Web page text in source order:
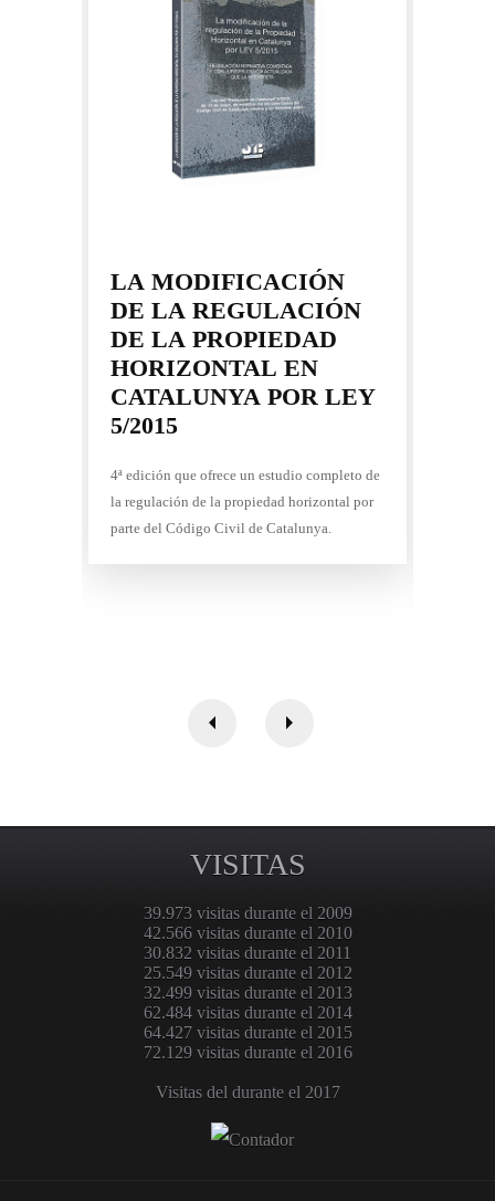
LA MODIFICACIÓN
DE LA REGULACIÓN
DE LA PROPIEDAD
HORIZONTAL EN
CATALUNYA POR LEY
5/2015
4ª edición que ofrece un estudio completo de
la regulación de la propiedad horizontal por
parte del Código Civil de Catalunya.
VISITAS
39.973 visitas durante el 2009
42.566 visitas durante el 2010
30.832 visitas durante el 2011
25.549 visitas durante el 2012
32.499 visitas durante el 2013
62.484 visitas durante el 2014
64.427 visitas durante el 2015
72.129 visitas durante el 2016
Visitas del durante el 2017